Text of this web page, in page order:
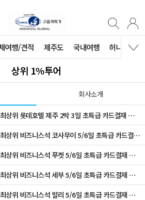
여행/견적 제주도 국내여행 허니문
상위 1%투어
회사소개
❤MVG1% [전국출발]❤ 최상위 롯데호텔 제주 2박 3일 초특급 카드결재 홈에서 공항까지 일체포함
❤MVG1% [전국출발]❤ 최상위 비즈니스석 코사무이 5/6일 초특급 카드결재 홈에서 공항까지 일체포함
❤MVG1% [전국출발]❤ 최상위 비즈니스석 푸켓 5/6일 초특급 카드결재 홈에서 공항까지 일체포함
❤MVG1% [전국출발]❤ 최상위 비즈니스석 세부 5/6일 초특급 카드결재 홈에서 공항까지 일체포함
❤MVG1% [전국출발]❤ 최상위 비즈니스석 발리 5/6일 초특급 카드결재 홈에서 공항까지 일체포함